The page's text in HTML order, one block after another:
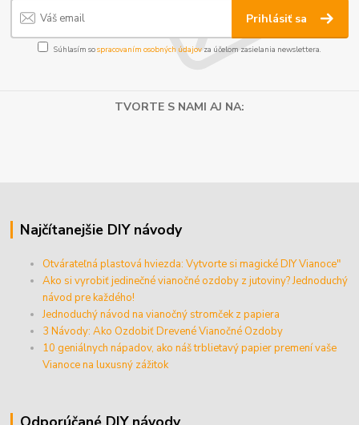
Prihlásiť sa
Súhlasím sospracovaním osobných údajov za účelom zasielania newslettera.
TVORTE S NAMI AJ NA:
Najčítanejšie DIY návody
Otvárateľná plastová hviezda: Vytvorte si magické DIY Vianoce"
Ako si vyrobiť jedinečné vianočné ozdoby z jutoviny? Jednoduchý
návod pre každého!
Jednoduchý návod na vianočný stromček z papiera
3 Návody: Ako Ozdobiť Drevené Vianočné Ozdoby
10 geniálnych nápadov, ako náš trblietavý papier premení vaše
Vianoce na luxusný zážitok